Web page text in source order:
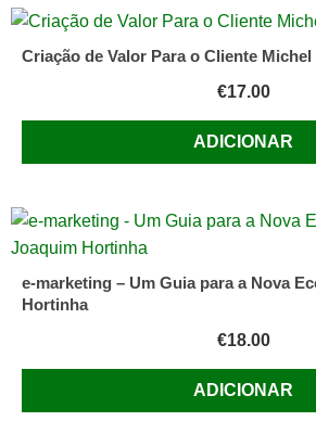
Criação de Valor Para o Cliente
€17.00
ADICIONAR
e-marketing – Um Guia para a Nova
Hortinha
€18.00
ADICIONAR